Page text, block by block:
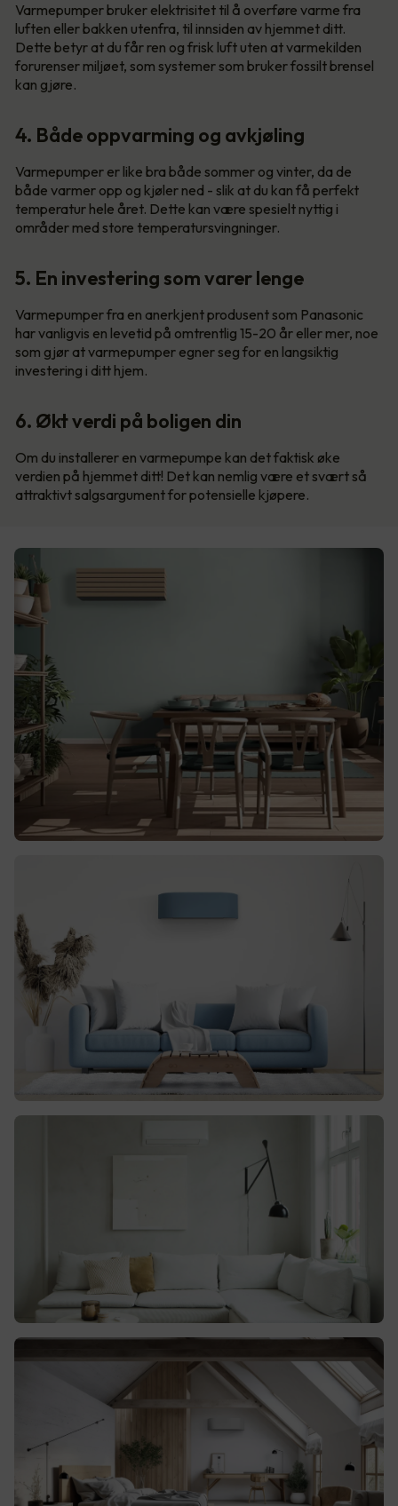
Varmepumper bruker elektrisitet til å overføre varme fra
luften eller bakken utenfra, til innsiden av hjemmet ditt.
Dette betyr at du får ren og frisk luft uten at varmekilden
forurenser miljøet, som systemer som bruker fossilt brensel
kan gjøre.
4. Både oppvarming og avkjøling
Varmepumper er like bra både sommer og vinter, da de
både varmer opp og kjøler ned - slik at du kan få perfekt
temperatur hele året. Dette kan være spesielt nyttig i
områder med store temperatursvingninger.
5. En investering som varer lenge
Varmepumper fra en anerkjent produsent som Panasonic
har vanligvis en levetid på omtrentlig 15-20 år eller mer, noe
som gjør at varmepumper egner seg for en langsiktig
investering i ditt hjem.
6. Økt verdi på boligen din
Om du installerer en varmepumpe kan det faktisk øke
verdien på hjemmet ditt! Det kan nemlig være et svært så
attraktivt salgsargument for potensielle kjøpere.